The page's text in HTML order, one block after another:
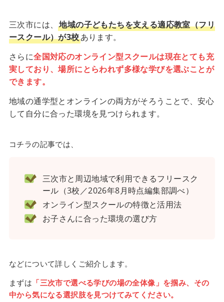
三次市には、地域の子どもたちを支える適応教室（フリ
ースクール）が3校あります。
さらに全国対応のオンライン型スクールは現在とても充
実しており、場所にとらわれず多様な学びを選ぶことが
できます。
地域の通学型とオンラインの両方がそろうことで、安心
して自分に合った環境を見つけられます。
コチラの記事では、
三次市と周辺地域で利用できるフリースク
ール（3校／2026年8月時点編集部調べ）
オンライン型スクールの特徴と活用法
お子さんに合った環境の選び方
などについて詳しくご紹介します。
まずは 「三次市で選べる学びの場の全体像」を掴み、その
中から気になる選択肢を見つけてみてください。